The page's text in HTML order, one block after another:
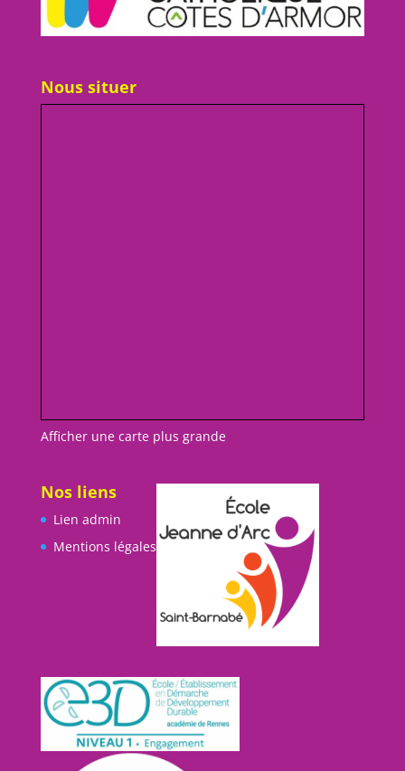
Nous situer
Afficher une carte plus grande
Nos liens
Lien admin
Mentions légales